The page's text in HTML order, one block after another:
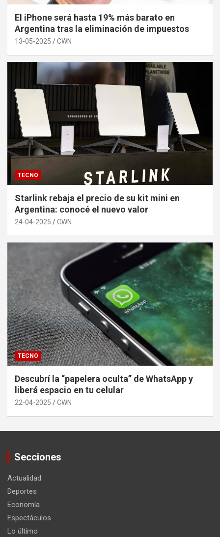
El iPhone será hasta 19% más barato en
Argentina tras la eliminación de impuestos
13-05-2025 CWN
TECNO
Starlink rebaja el precio de su kit mini en
Argentina: conocé el nuevo valor
24-04-2025 CWN
TECNO
Descubrí la “papelera oculta” de WhatsApp y
liberá espacio en tu celular
22-04-2025 CWN
Secciones
Actualidad
Deportes
Economía
Espectáculos
Lo último